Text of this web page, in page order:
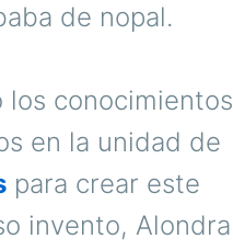
de nopal.
los conocimientos
en la unidad de
para crear este
invento, Alondra